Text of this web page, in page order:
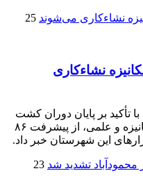
25
نشاءکاری
با تأکید بر پایان دوران کشت
سنتی و جایگزینی آن با روش‌های مکانیزه و علمی، از پیشرفت ۸۶
این شهرستان خبر داد.
23